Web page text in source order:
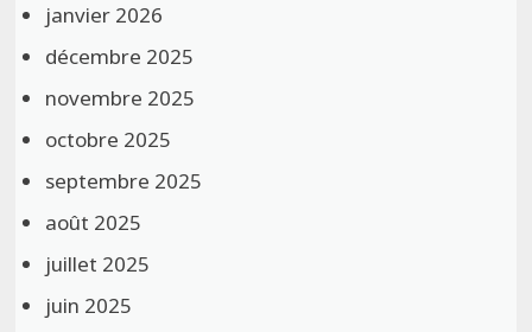
janvier 2026
décembre 2025
novembre 2025
octobre 2025
septembre 2025
août 2025
juillet 2025
juin 2025